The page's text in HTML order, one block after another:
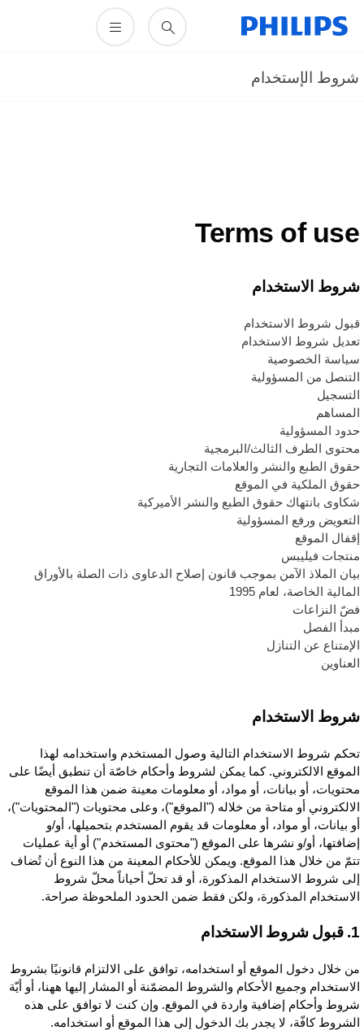
الإستخدام
Terms of
الاستخدام
شروط الاستخدام
شروط الاستخدام
الخصوصية
من المسؤولية
المسؤولية
الطرف الثالث/البرمجية
الطبع والنشر والعلامات التجارية
الملكية في الموقع
بانتهاك حقوق الطبع والنشر الأميركية
ورفع المسؤولية
الموقع
فيليبس
الملاذ الآمن بموجب قانون إصلاح الدعاوى ذات الصلة بالأوراق
الخاصة، لعام 1995
النزاعات
الفصل
عن التنازل
الاستخدام
شروط الاستخدام التالية وصول المستخدم واستخدامه لهذا
الالكتروني. كما يمكن لشروط وأحكام خاصّة أن تنطبق أيضًا على
أو بيانات، أو مواد، أو معلومات معينة ضمن هذا الموقع
أو متاحة من خلاله ("الموقع")، وعلى محتويات ("المحتويات")،
بيانات، أو مواد، أو معلومات قد يقوم المستخدم بتحميلها، أو/و
أو/و نشرها على الموقع ("محتوى المستخدم") أو أية عمليات
من خلال هذا الموقع. ويمكن للأحكام المعينة من هذا النوع أن تُضاف
شروط الاستخدام المذكورة، أو قد تحلّ أحياناً محلّ شروط
المذكورة، ولكن فقط ضمن الحدود الملحوظة صراحة.
ن خلال دخول الموقع أو استخدامه، توافق على الالتزام قانونيًا بشروط
وجميع الأحكام والشروط المضمّنة أو المشار إليها ههنا، أو أيّة
وأحكام إضافية واردة في الموقع. وإن كنت لا توافق على هذه
كافّة، لا يجدر بك الدخول إلى هذا الموقع أو استخدامه.